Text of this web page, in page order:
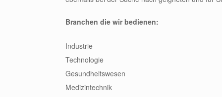
Branchen die wir bedienen:
Industrie
Technologie
Gesundheitswesen
Medizintechnik